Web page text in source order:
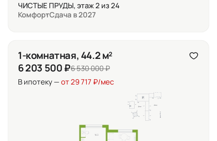
ЧИСТЫЕ ПРУДЫ, этаж 2 из 24
КомфортСдача в 2027
1-комнатная, 44.2 м²
6 203 500 ₽6 530 000 ₽
В ипотеку —от 29 717 ₽/мес